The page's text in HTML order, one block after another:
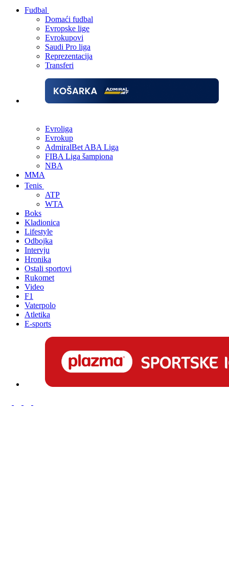
Fudbal
Domaći fudbal
Evropske lige
Evrokupovi
Saudi Pro liga
Reprezentacija
Transferi
Evroliga
Evrokup
AdmiralBet ABA Liga
FIBA Liga šampiona
NBA
MMA
Tenis
ATP
WTA
Boks
Kladionica
Lifestyle
Odbojka
Intervju
Hronika
Ostali sportovi
Rukomet
Video
F1
Vaterpolo
Atletika
E-sports